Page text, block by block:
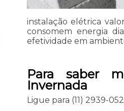
instalação elétrica
consomem energia
efetividade em
Para saber
Invernada
Ligue para (11) 2939-